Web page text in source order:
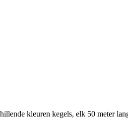
kleuren kegels, elk 50 meter